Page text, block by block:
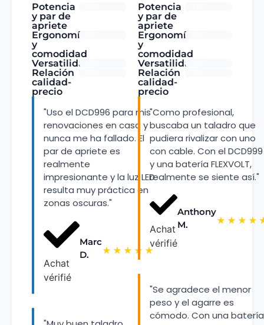
Potencia
y par de
apriete
Ergonomía
y
comodidad
Versatilidad
Relación
calidad-
precio
"Uso el DCD996 para mis
renovaciones en casa y
nunca me ha fallado. El
par de apriete es
realmente
impresionante y la luz LED
resulta muy práctica en
zonas oscuras."
Achat
vérifié
Marc
D.
★ ★ ★ ★ ★
Potencia
y par de
apriete
Ergonomía
y
comodidad
Versatilidad
Relación
calidad-
precio
"Como profesional,
buscaba un taladro que
pudiera rivalizar con uno
con cable. Con el DCD999
y una batería FLEXVOLT,
realmente se siente así."
Achat
vérifié
Anthony
M.
★ ★ ★ ★
"Se agradece el menor
peso y el agarre es
cómodo. Con una batería